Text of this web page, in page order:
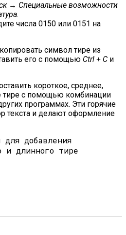
→ Специальные возможности
.
числа 0150 или 0151 на
символ тире из
его с помощью Ctrl + C и
короткое, среднее,
тире с помощью комбинации
программах. Эти горячие
текста и делают оформление